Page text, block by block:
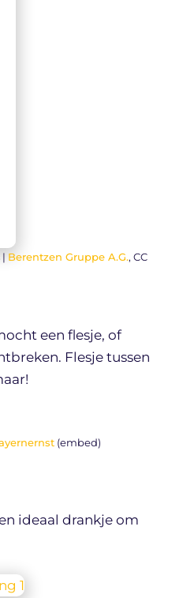
Berentzen Gruppe A.G., CC
een flesje, of
Flesje tussen
(embed)
ideaal drankje om